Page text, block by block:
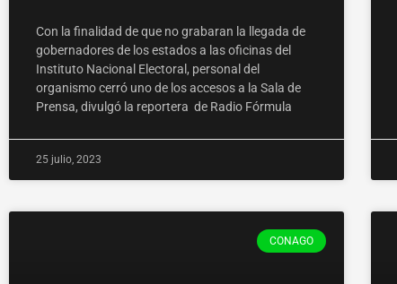
Con la finalidad de que no grabaran la llegada de
gobernadores de los estados a las oficinas del
Instituto Nacional Electoral, personal del
organismo cerró uno de los accesos a la Sala de
Prensa, divulgó la reportera de Radio Fórmula
25 julio, 2023
CONAGO